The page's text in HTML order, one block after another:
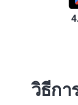
วิธีกา